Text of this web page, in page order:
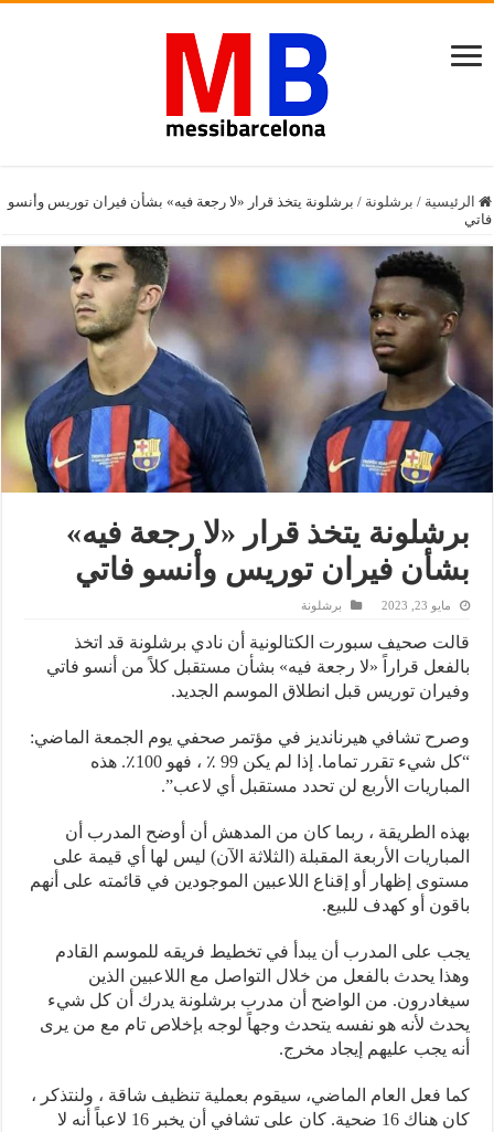
الرئيسية / برشلونة / برشلونة يتخذ قرار «لا رجعة فيه» بشأن فيران توريس وأنسو
فاتي
برشلونة يتخذ قرار «لا رجعة فيه»
بشأن فيران توريس وأنسو فاتي
مايو 23, 2023 برشلونة
قالت صحيف سبورت الكتالونية أن نادي برشلونة قد اتخذ
بالفعل قراراً «لا رجعة فيه» بشأن مستقبل كلاً من أنسو فاتي
وفيران توريس قبل انطلاق الموسم الجديد.
وصرح تشافي هيرنانديز في مؤتمر صحفي يوم الجمعة الماضي:
“كل شيء تقرر تماما. إذا لم يكن 99 ٪ ، فهو 100٪. هذه
المباريات الأربع لن تحدد مستقبل أي لاعب”.
بهذه الطريقة ، ربما كان من المدهش أن أوضح المدرب أن
المباريات الأربعة المقبلة (الثلاثة الآن) ليس لها أي قيمة على
مستوى إظهار أو إقناع اللاعبين الموجودين في قائمته على أنهم
باقون أو كهدف للبيع.
يجب على المدرب أن يبدأ في تخطيط فريقه للموسم القادم
وهذا يحدث بالفعل من خلال التواصل مع اللاعبين الذين
سيغادرون. من الواضح أن مدرب برشلونة يدرك أن كل شيء
يحدث لأنه هو نفسه يتحدث وجهاً لوجه بإخلاص تام مع من يرى
أنه يجب عليهم إيجاد مخرج.
كما فعل العام الماضي، سيقوم بعملية تنظيف شاقة ، ولنتذكر ،
كان هناك 16 ضحية. كان على تشافي أن يخبر 16 لاعباً أنه لا